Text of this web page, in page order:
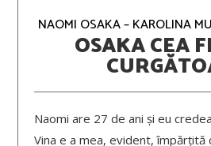
NAOMI OSAKA – KAROLINA
OSAKA CEA
Naomi are 27 de ani și eu
Vina e a mea, evident, împărțită